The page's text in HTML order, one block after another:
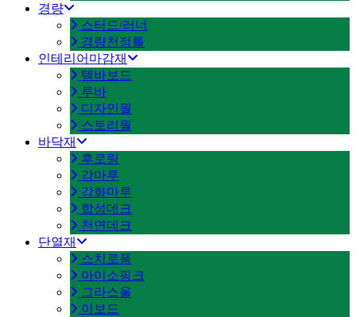
경량
스터드/러너
경량천정틀
인테리어마감재
템바보드
루바
디자인월
스토리월
바닥재
후로링
강마루
강화마루
합성데크
천연데크
단열재
스치로폼
아이소핑크
그라스울
이보드